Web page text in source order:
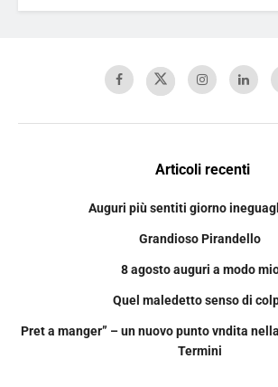
Articoli recenti
Auguri più sentiti giorno
Grandioso Pirandello
8 agosto auguri a modo
Quel maledetto senso di
Pret a manger” – un nuovo punto vndita
Termini